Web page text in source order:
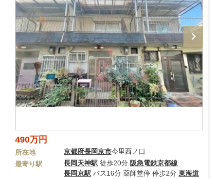
490万円
所在地 京都府長岡京市今里西ノ口
最寄り駅
長岡天神駅 徒歩20分 阪急電鉄京都線
長岡京駅 バス16分 薬師堂停 停歩2分 東海道